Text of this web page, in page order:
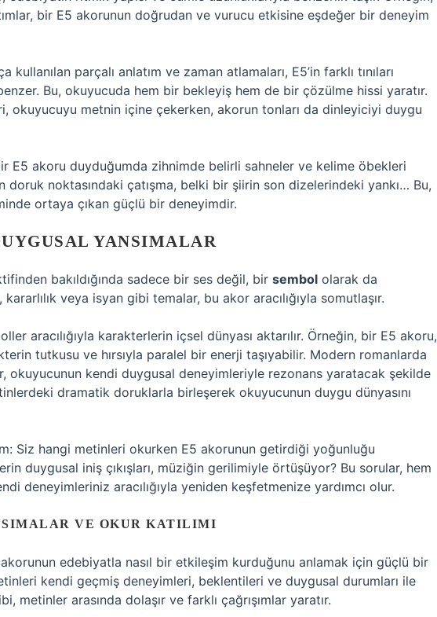
bir E5 akorunun doğrudan ve vurucu etkisine eşdeğer bir deneyim
kullanılan parçalı anlatım ve zaman atlamaları, E5’in farklı tınıları
Bu, okuyucuda hem bir bekleyiş hem de bir çözülme hissi yaratır.
okuyucuyu metnin içine çekerken, akorun tonları da dinleyiciyi duygu
E5 akoru duyduğumda zihnimde belirli sahneler ve kelime öbekleri
doruk noktasındaki çatışma, belki bir şiirin son dizelerindeki yankı… Bu,
ortaya çıkan güçlü bir deneyimdir.
YANSIMALAR
bakıldığında sadece bir ses değil, bir sembol olarak da
veya isyan gibi temalar, bu akor aracılığıyla somutlaşır.
aracılığıyla karakterlerin içsel dünyası aktarılır. Örneğin, bir E5 akoru,
tutkusu ve hırsıyla paralel bir enerji taşıyabilir. Modern romanlarda
okuyucunun kendi duygusal deneyimleriyle rezonans yaratacak şekilde
dramatik doruklarla birleşerek okuyucunun duygu dünyasını
Siz hangi metinleri okurken E5 akorunun getirdiği yoğunluğu
duygusal iniş çıkışları, müziğin gerilimiyle örtüşüyor? Bu sorular, hem
deneyimleriniz aracılığıyla yeniden keşfetmenize yardımcı olur.
VE OKUR KATILIMI
akorunun edebiyatla nasıl bir etkileşim kurduğunu anlamak için güçlü bir
kendi geçmiş deneyimleri, beklentileri ve duygusal durumları ile
metinler arasında dolaşır ve farklı çağrışımlar yaratır.